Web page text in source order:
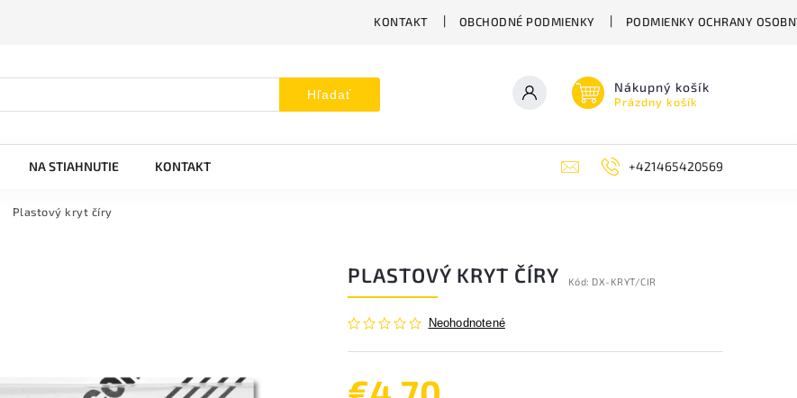
KONTAKT OBCHODNÉ PODMIENKY PODMIENKY OCHRANY
Hľadať Nákupný košík
Prázdny košík
NA STIAHNUTIE KONTAKT +421465420569
Plastový kryt číry
PLASTOVÝ KRYT ČÍRY Kód: DX-KRYT/CIR
Neohodnotené